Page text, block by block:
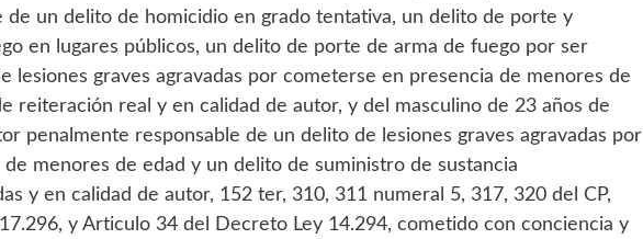
de un delito de homicidio en grado tentativa, un delito de porte y
en lugares públicos, un delito de porte de arma de fuego por ser
lesiones graves agravadas por cometerse en presencia de menores de
reiteración real y en calidad de autor, y del masculino de 23 años de
penalmente responsable de un delito de lesiones graves agravadas por
menores de edad y un delito de suministro de sustancia
y en calidad de autor, 152 ter, 310, 311 numeral 5, 317, 320 del CP,
y Articulo 34 del Decreto Ley 14.294, cometido con conciencia y